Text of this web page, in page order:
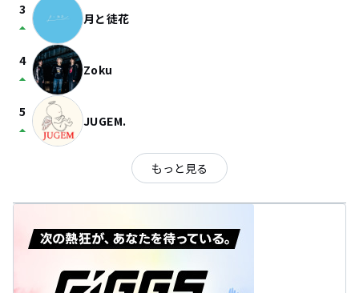
3
arrow_drop_up 月と徒花
4
arrow_drop_up Zoku
5
arrow_drop_up JUGEM.
もっと見る